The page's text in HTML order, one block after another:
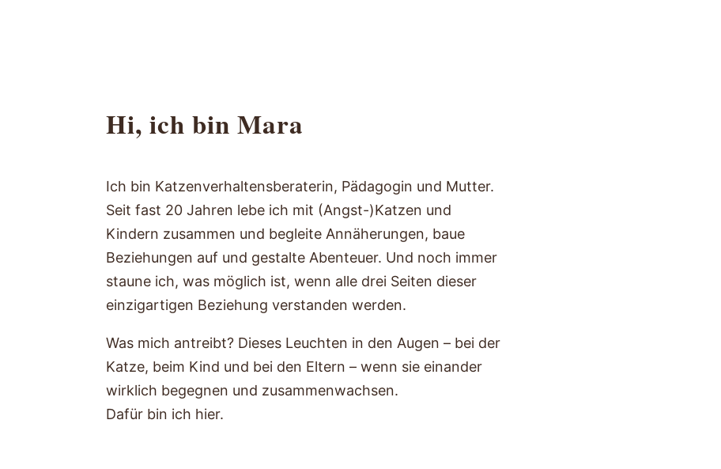
Hi, ich bin Mara
Ich bin Katzenverhaltensberaterin, Pädagogin und Mutter.
Seit fast 20 Jahren lebe ich mit (Angst-)Katzen und
Kindern zusammen und begleite Annäherungen, baue
Beziehungen auf und gestalte Abenteuer. Und noch immer
staune ich, was möglich ist, wenn alle drei Seiten dieser
einzigartigen Beziehung verstanden werden.
Was mich antreibt? Dieses Leuchten in den Augen – bei der
Katze, beim Kind und bei den Eltern – wenn sie einander
wirklich begegnen und zusammenwachsen.
Dafür bin ich hier.